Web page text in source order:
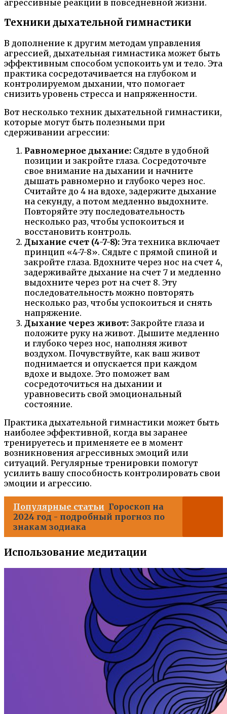
агрессивные реакции в повседневной жизни.
Техники дыхательной гимнастики
В дополнение к другим методам управления
агрессией, дыхательная гимнастика может быть
эффективным способом успокоить ум и тело. Эта
практика сосредотачивается на глубоком и
контролируемом дыхании, что помогает
снизить уровень стресса и напряженности.
Вот несколько техник дыхательной гимнастики,
которые могут быть полезными при
сдерживании агрессии:
Равномерное дыхание: Сядьте в удобной
позиции и закройте глаза. Сосредоточьте
свое внимание на дыхании и начните
дышать равномерно и глубоко через нос.
Считайте до 4 на вдохе, задержите дыхание
на секунду, а потом медленно выдохните.
Повторяйте эту последовательность
несколько раз, чтобы успокоиться и
восстановить контроль.
Дыхание счет (4-7-8): Эта техника включает
принцип «4-7-8». Сядьте с прямой спиной и
закройте глаза. Вдохните через нос на счет 4,
задерживайте дыхание на счет 7 и медленно
выдохните через рот на счет 8. Эту
последовательность можно повторять
несколько раз, чтобы успокоиться и снять
напряжение.
Дыхание через живот: Закройте глаза и
положите руку на живот. Дышите медленно
и глубоко через нос, наполняя живот
воздухом. Почувствуйте, как ваш живот
поднимается и опускается при каждом
вдохе и выдохе. Это поможет вам
сосредоточиться на дыхании и
уравновесить свой эмоциональный
состояние.
Практика дыхательной гимнастики может быть
наиболее эффективной, когда вы заранее
тренируетесь и применяете ее в момент
возникновения агрессивных эмоций или
ситуаций. Регулярные тренировки помогут
усилить вашу способность контролировать свои
эмоции и агрессию.
Популярные статьи Гороскоп на
2024 год - подробный прогноз по
знакам зодиака
Использование медитации